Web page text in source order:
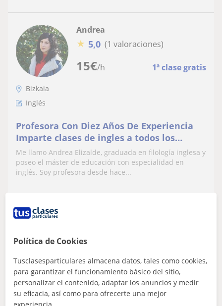
15€/h 1ª clase gratis
Andrea
★ 5,0 (1 valoraciones)
Bizkaia
Inglés
Profesora Con Diez Años De Experiencia
Imparte clases de ingles a todos los
niveles
Me llamo Andrea Elizalde, graduada en filología inglesa y
poseo el máster de educación con especialidad en
inglés. Soy profesora desde hace...
ver más
Online Speaking
Profesor Verificado
★ 4,8 (917 valoraciones)
Política de Cookies
Tusclasesparticulares almacena datos, tales como cookies,
para garantizar el funcionamiento básico del sitio,
personalizar el contenido, adaptar los anuncios y medir
su eficacia, así como para ofrecerte una mejor
experiencia.